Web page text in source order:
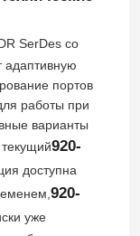
SerDes со
адаптивную
портов
работы при
варианты
920-
доступна
920-
уже